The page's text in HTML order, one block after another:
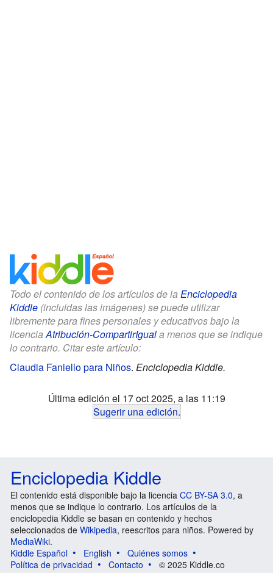
Todo el contenido de los artículos de la Enciclopedia
Kiddle (incluidas las imágenes) se puede utilizar
libremente para fines personales y educativos bajo la
licenciaAtribución-CompartirIguala menos que se indique
lo contrario. Citar este artículo:
Claudia Faniello para Niños. Enciclopedia Kiddle.
Última edición el 17 oct 2025, a las 11:19
Sugerir una edición.
Enciclopedia Kiddle
El contenido está disponible bajo la licencia CC BY-SA 3.0, a
menos que se indique lo contrario. Los artículos de la
enciclopedia Kiddle se basan en contenido y hechos
seleccionados de Wikipedia, reescritos para niños. Powered by
MediaWiki.
Kiddle Español
English
Quiénes somos
Política de privacidad
Contacto © 2025 Kiddle.co